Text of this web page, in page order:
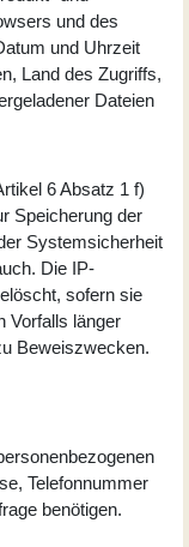
und des
und Uhrzeit
Land des Zugriffs,
Dateien
6 Absatz 1 f)
Speicherung der
Systemsicherheit
Die IP-
sofern sie
Vorfalls länger
Beweiszwecken.
Telefonnummer
benötigen.